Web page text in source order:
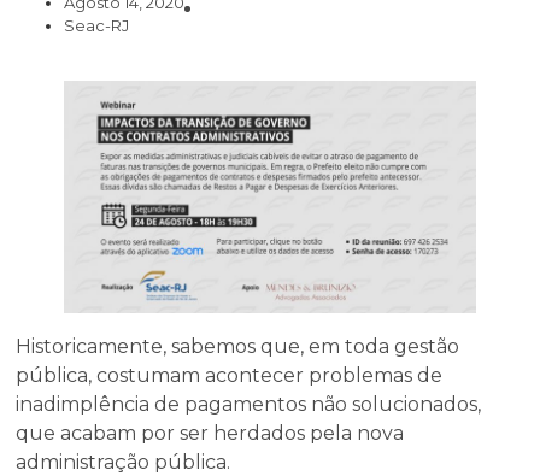
Seac-RJ
Historicamente, sabemos que, em toda gestão
pública, costumam acontecer problemas de
inadimplência de pagamentos não solucionados,
que acabam por ser herdados pela nova
administração pública.